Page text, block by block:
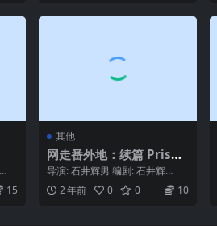
15
其他
网走番外地：续篇 Prison
Walls of Abashiri Part
2 1965
导演: 石井辉男 编剧: 石井辉
男 / 伊藤一 主演: 高仓健 / 瑳峨三
智子 ...
2 年前 0 0 10